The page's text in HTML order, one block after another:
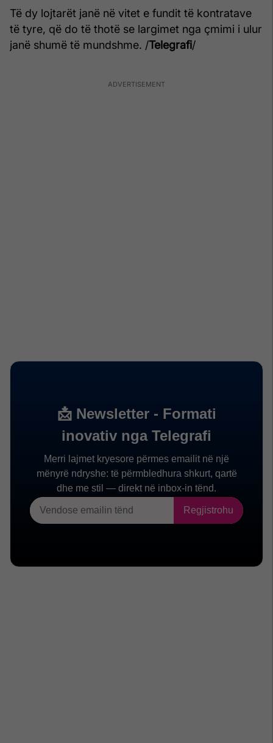
Të dy lojtarët janë në vitet e fundit të kontratave
të tyre, që do të thotë se largimet nga çmimi i ulur
janë shumë të mundshme. /Telegrafi/